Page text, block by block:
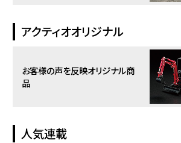
アクティオオリジナル
お客様の声を反映オリジナル商
品
人気連載